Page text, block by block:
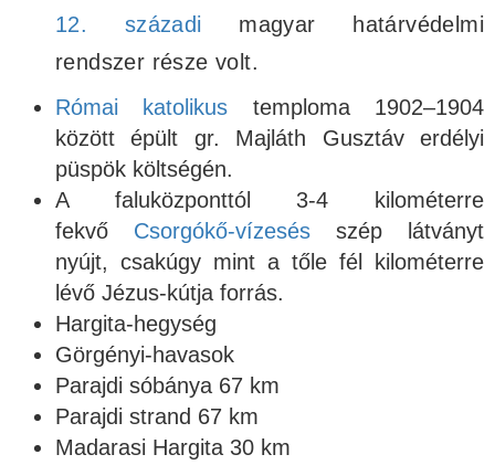
12. századi magyar határvédelmi
rendszer része volt.
Római katolikus temploma 1902–1904
között épült gr. Majláth Gusztáv erdélyi
püspök költségén.
A faluközponttól 3-4 kilométerre
fekvő Csorgókő-vízesés szép látványt
nyújt, csakúgy mint a tőle fél kilométerre
lévő Jézus-kútja forrás.
Hargita-hegység
Görgényi-havasok
Parajdi sóbánya 67 km
Parajdi strand 67 km
Madarasi Hargita 30 km